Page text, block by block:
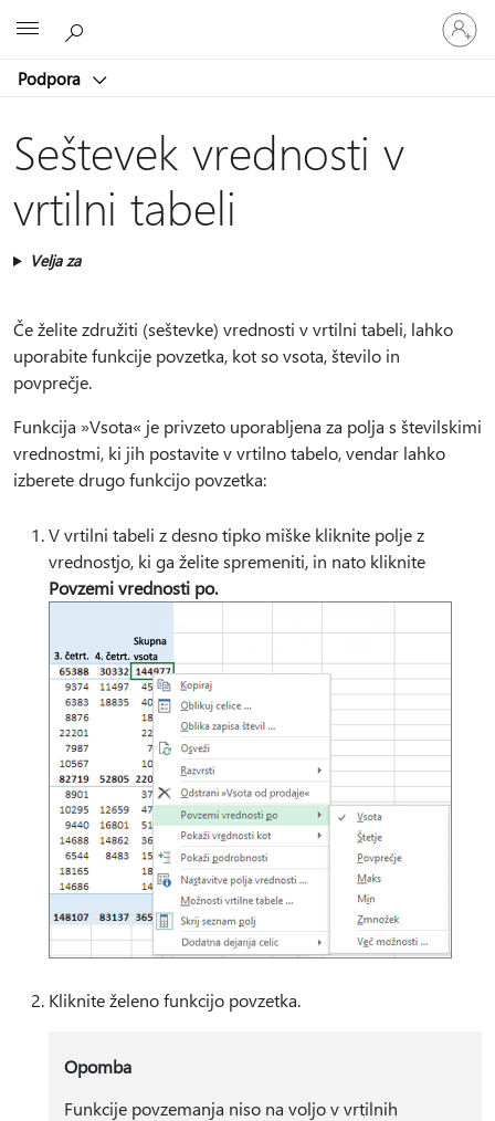
Podpora
Vpišite
se
v
račun
Seštevek vrednosti v
vrtilni tabeli
Velja za
Če želite združiti (seštevke) vrednosti v vrtilni tabeli, lahko
uporabite funkcije povzetka, kot so vsota, število in
povprečje.
Funkcija »Vsota« je privzeto uporabljena za polja s številskimi
vrednostmi, ki jih postavite v vrtilno tabelo, vendar lahko
izberete drugo funkcijo povzetka:
V vrtilni tabeli z desno tipko miške kliknite polje z
vrednostjo, ki ga želite spremeniti, in nato kliknite
Povzemi vrednosti po.
Kliknite želeno funkcijo povzetka.
Opomba
Funkcije povzemanja niso na voljo v vrtilnih